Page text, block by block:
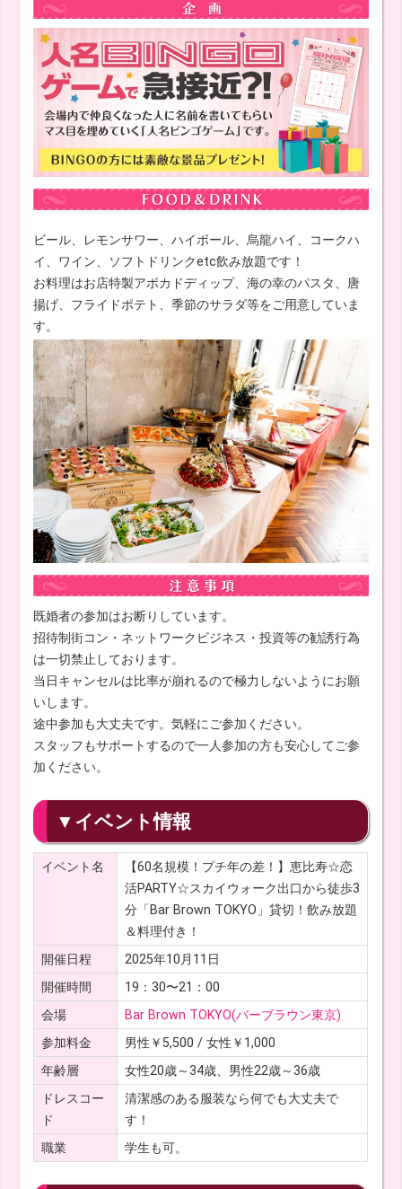
ビール、レモンサワー、ハイボール、烏龍ハイ、コークハ
イ、ワイン、ソフトドリンクetc飲み放題です！
お料理はお店特製アボカドディップ、海の幸のパスタ、唐
揚げ、フライドポテト、季節のサラダ等をご用意していま
す。
既婚者の参加はお断りしています。
招待制街コン・ネットワークビジネス・投資等の勧誘行為
は一切禁止しております。
当日キャンセルは比率が崩れるので極力しないようにお願
いします。
途中参加も大丈夫です。気軽にご参加ください。
スタッフもサポートするので一人参加の方も安心してご参
加ください。
▼イベント情報
イベント名
【60名規模！プチ年の差！】恵比寿☆恋
活PARTY☆スカイウォーク出口から徒歩3
分「Bar Brown TOKYO」貸切！飲み放題
＆料理付き！
開催日程
2025年10月11日
開催時間
19：30〜21：00
会場
Bar Brown TOKYO(バーブラウン東京)
参加料金
男性￥5,500 / 女性￥1,000
年齢層
女性20歳～34歳、男性22歳～36歳
ドレスコー
ド
清潔感のある服装なら何でも大丈夫で
す！
職業
学生も可。